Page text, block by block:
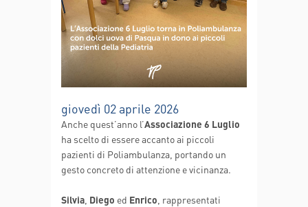
giovedì 02 aprile 2026
Anche quest’anno l’Associazione 6 Luglio
ha scelto di essere accanto ai piccoli
pazienti di Poliambulanza, portando un
gesto concreto di attenzione e vicinanza.
Silvia Diego ed Enrico , rappresentati